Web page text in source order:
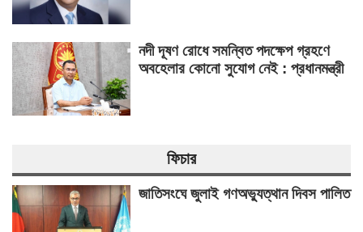
নদী দূষণ রোধে সমন্বিত পদক্ষেপ গ্রহণে
অবহেলার কোনো সুযোগ নেই : প্রধানমন্ত্রী
ফিচার
জাতিসংঘে জুলাই গণঅভ্যুত্থান দিবস পালিত